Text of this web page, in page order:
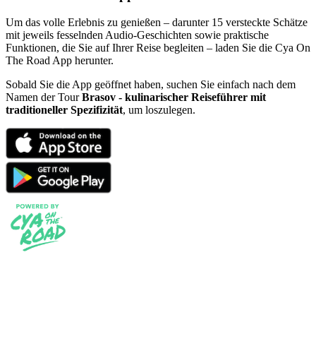
Um das volle Erlebnis zu genießen – darunter 15 versteckte Schätze
mit jeweils fesselnden Audio-Geschichten sowie praktische
Funktionen, die Sie auf Ihrer Reise begleiten – laden Sie die Cya On
The Road App herunter.
Sobald Sie die App geöffnet haben, suchen Sie einfach nach dem
Namen der TourBrasov - kulinarischer Reiseführer mit
traditioneller Spezifizität, um loszulegen.